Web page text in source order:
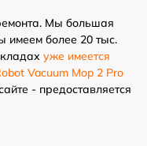
Мы большая
имеем более 20 тыс.
уже имеется
Vacuum Mop 2 Pro
- предоставляется